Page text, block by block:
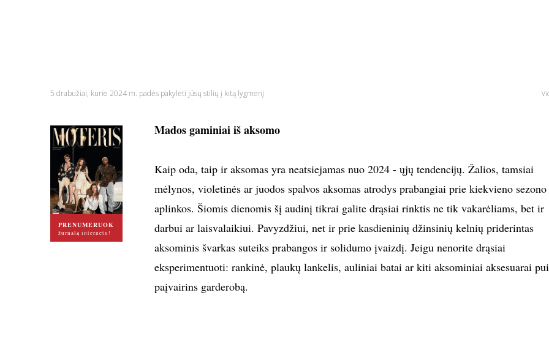
5 drabužiai, kurie 2024 m. padės pakylėti jūsų stilių į kitą lygmenį
PRENUMERUOK
žurnalą internetu!
Mados gaminiai iš aksomo
Kaip oda, taip ir aksomas yra neatsiejamas nuo 2024 - ųjų tendencijų. Žalios, tamsiai
mėlynos, violetinės ar juodos spalvos aksomas atrodys prabangiai prie kiekvieno sezono
aplinkos. Šiomis dienomis šį audinį tikrai galite drąsiai rinktis ne tik vakarėliams, bet ir
darbui ar laisvalaikiui. Pavyzdžiui, net ir prie kasdieninių džinsinių kelnių priderintas
aksominis švarkas suteiks prabangos ir solidumo įvaizdį. Jeigu nenorite drąsiai
eksperimentuoti: rankinė, plaukų lankelis, auliniai batai ar kiti aksominiai aksesuarai
paįvairins garderobą.